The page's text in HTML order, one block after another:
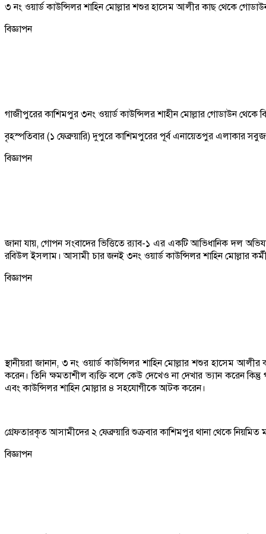
৩ নং ওয়ার্ড কাউন্সিলর শাহিন মোল্লার শশুর হাসেম আলীর কাছ থেকে
বিজ্ঞাপন
গাজীপুরের কাশিমপুর ৩নং ওয়ার্ড কাউন্সিলর শাহীন মোল্লার গোডাউন থেকে
বৃহস্পতিবার (১ ফেব্রুয়ারি) দুপুরে কাশিমপুরের পূর্ব এনায়েতপুর এলাকার
বিজ্ঞাপন
জানা যায়, গোপন সংবাদের ভিত্তিতে র‌্যাব-১ এর একটি আভিধানিক দল
রবিউল ইসলাম। আসামী চার জনই ৩নং ওয়ার্ড কাউন্সিলর শাহিন মোল্লার
বিজ্ঞাপন
স্থানীয়রা জানান, ৩ নং ওয়ার্ড কাউন্সিলর শাহিন মোল্লার শশুর হাসেম
করেন। তিনি ক্ষমতাশীল ব্যক্তি বলে কেউ দেখেও না দেখার ভ্যান করেন
এবং কাউন্সিলর শাহিন মোল্লার ৪ সহযোগীকে আটক করেন।
গ্রেফতারকৃত আসামীদের ২ ফেব্রুয়ারি শুক্রবার কাশিমপুর থানা থেকে
বিজ্ঞাপন